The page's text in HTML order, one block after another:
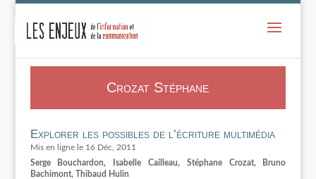
Crozat Stéphane
Explorer les possibles de l’écriture multimédia
16 Déc, 2011
Serge Bouchardon, Isabelle Cailleau, Stéphane Crozat, Bruno
Bachimont, Thibaud Hulin